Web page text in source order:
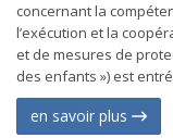
concernant la
l’exécution et la
et de mesures de
des enfants ») est
en savoir plus